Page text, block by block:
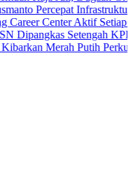
Infrastruktur untuk
Aktif Setiap Hari
Setengah KPK Bidik
Putih Perkuat